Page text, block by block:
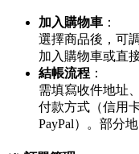
加入購物車 ：
選擇商品後，可
加入購物車或直
結帳流程 ：
需填寫收件地址
付款方式（信用
PayPal）。部分